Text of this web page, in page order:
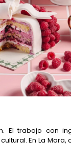
trabajo con
En La Mora,